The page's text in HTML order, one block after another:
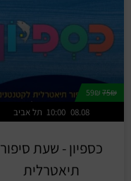
75₪
תל אביב 10:00 08.08
כספיון - שעת סיפור
תיאטרלית